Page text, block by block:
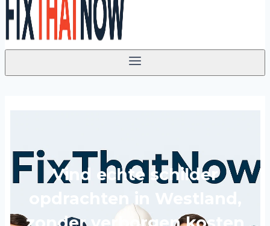
Vind echte schilder